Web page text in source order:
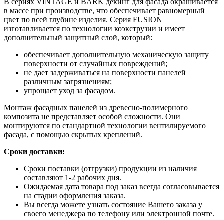
в массе при производстве, что обеспечивает равномерный
цвет по всей глубине изделия. Серия FUSION
изготавливается по технологии коэкструзии и имеет
дополнительный защитный слой, который:
обеспечивает дополнительную механическую защиту
поверхности от случайных повреждений;
не дает задерживаться на поверхности панелей
различным загрязнениям;
упрощает уход за фасадом.
Монтаж фасадных панелей из древесно-полимерного
композита не представляет особой сложности. Они
монтируются по стандартной технологии вентилируемого
фасада, с помощью скрытых креплений.
Сроки доставки:
Сроки поставки (отгрузки) продукции из наличия
составляют 1-2 рабочих дня.
Ожидаемая дата товара под заказ всегда согласовывается
на стадии оформления заказа.
Вы всегда можете узнать состояние Вашего заказа у
своего менеджера по телефону или электронной почте.